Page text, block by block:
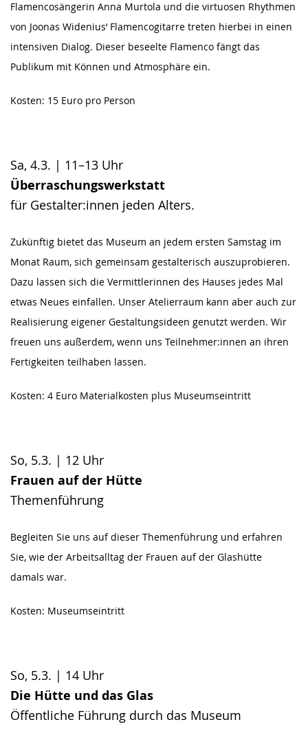
Flamencosängerin Anna Murtola und die virtuosen Rhythmen
von Joonas Widenius‘ Flamencogitarre treten hierbei in einen
intensiven Dialog. Dieser beseelte Flamenco fängt das
Publikum mit Können und Atmosphäre ein.
Kosten: 15 Euro pro Person
Sa, 4.3. | 11–13 Uhr
Überraschungswerkstatt
für Gestalter:innen jeden Alters.
Zukünftig bietet das Museum an jedem ersten Samstag im
Monat Raum, sich gemeinsam gestalterisch auszuprobieren.
Dazu lassen sich die Vermittlerinnen des Hauses jedes Mal
etwas Neues einfallen. Unser Atelierraum kann aber auch zur
Realisierung eigener Gestaltungsideen genutzt werden. Wir
freuen uns außerdem, wenn uns Teilnehmer:innen an ihren
Fertigkeiten teilhaben lassen.
Kosten: 4 Euro Materialkosten plus Museumseintritt
So, 5.3. | 12 Uhr
Frauen auf der Hütte
Themenführung
Begleiten Sie uns auf dieser Themenführung und erfahren
Sie, wie der Arbeitsalltag der Frauen auf der Glashütte
damals war.
Kosten: Museumseintritt
So, 5.3. | 14 Uhr
Die Hütte und das Glas
Öffentliche Führung durch das Museum